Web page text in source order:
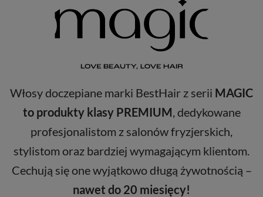
Włosy doczepiane marki BestHair z serii MAGIC
to produkty klasy PREMIUM , dedykowane
profesjonalistom z salonów fryzjerskich,
stylistom oraz bardziej wymagającym klientom.
Cechują się one wyjątkowo długą żywotnością –
nawet do 20 miesięcy!